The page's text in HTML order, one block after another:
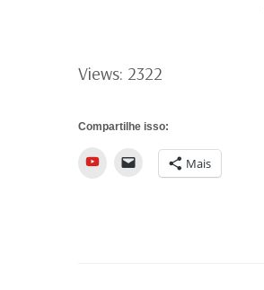
Views: 2322
Compartilhe isso:
YouTube Mais